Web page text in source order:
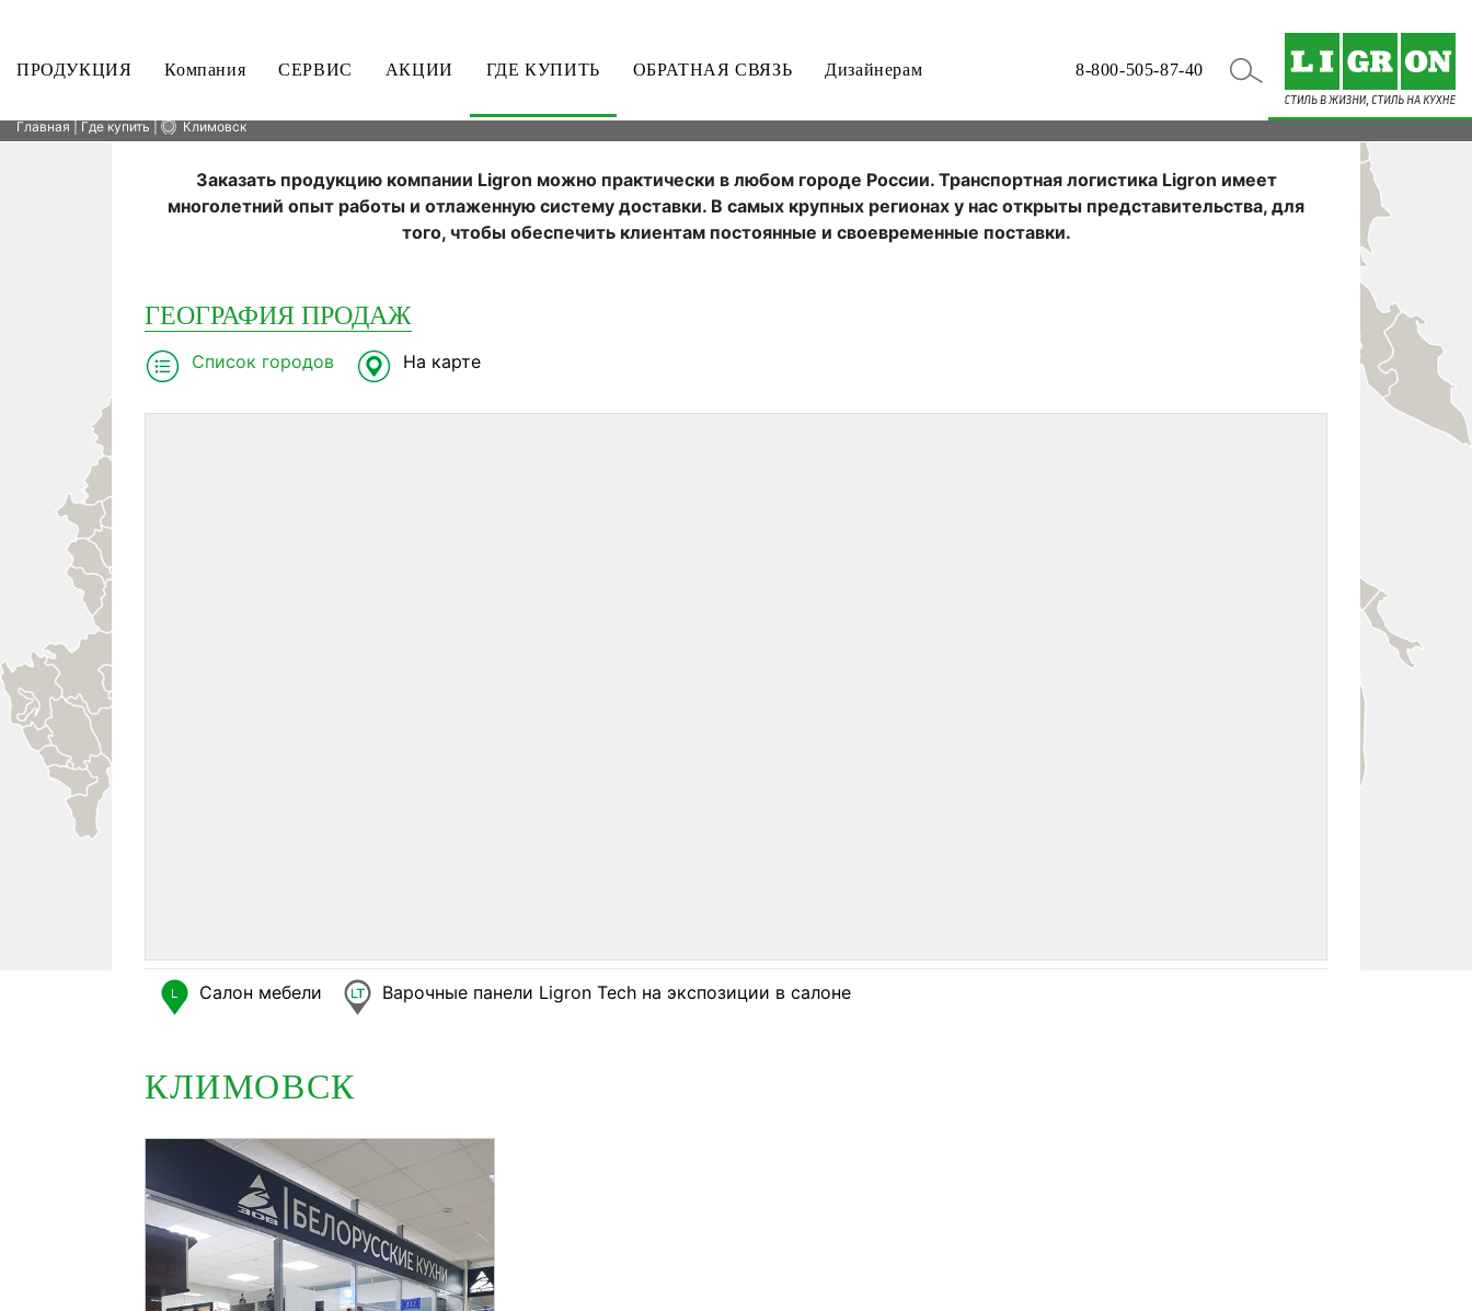
ПРОДУКЦИЯ Компания СЕРВИС АКЦИИ ГДЕ КУПИТЬ ОБРАТНАЯ СВЯЗЬ Дизайнерам 8-800-505-87-40
Главная | Где купить Климовск
Заказать продукцию компании Ligron можно практически в любом городе России. Транспортная логистика Ligron имеет
многолетний опыт работы и отлаженную систему доставки. В самых крупных регионах у нас открыты представительства, для
того, чтобы обеспечить клиентам постоянные и своевременные поставки.
ГЕОГРАФИЯ ПРОДАЖ
Список городов На карте
Салон мебели Варочные панели Ligron Tech на экспозиции в салоне
КЛИМОВСК